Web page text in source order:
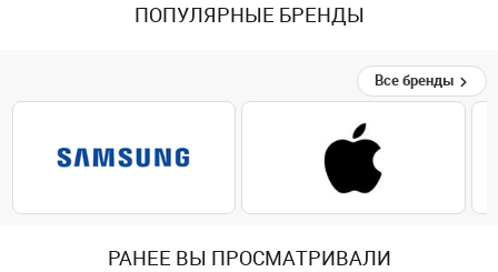
ПОПУЛЯРНЫЕ БРЕНДЫ
Все бренды
РАНЕЕ ВЫ ПРОСМАТРИВАЛИ